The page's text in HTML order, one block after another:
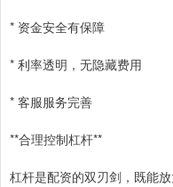
* 资金安全有保障
* 利率透明，无隐藏费用
* 客服服务完善
**合理控制杠杆**
杠杆是配资的双刃剑，既能